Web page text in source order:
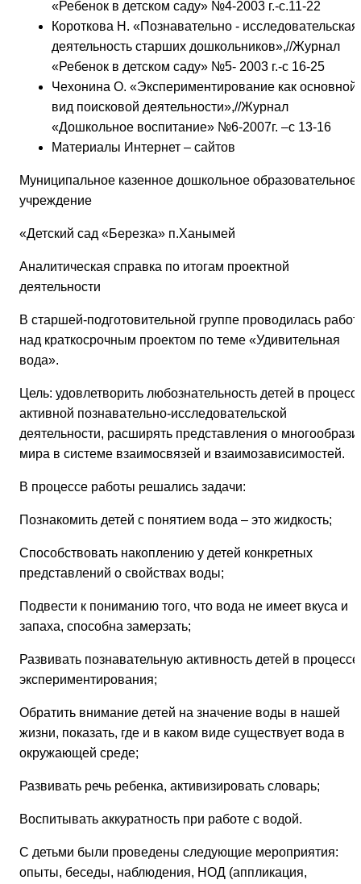
«Ребенок в детском саду» №4-2003 г.-с.11-22
Короткова Н. «Познавательно - исследовательская
деятельность старших дошкольников»,//Журнал
«Ребенок в детском саду» №5- 2003 г.-с 16-25
Чехонина О. «Экспериментирование как основной
вид поисковой деятельности»,//Журнал
«Дошкольное воспитание» №6-2007г. –с 13-16
Материалы Интернет – сайтов
Муниципальное казенное дошкольное образовательное
учреждение
«Детский сад «Березка» п.Ханымей
Аналитическая справка по итогам проектной
деятельности
В старшей-подготовительной группе проводилась
над краткосрочным проектом по теме «Удивительная
вода».
Цель: удовлетворить любознательность детей в
активной познавательно-исследовательской
деятельности, расширять представления о
мира в системе взаимосвязей и взаимозависимостей.
В процессе работы решались задачи:
Познакомить детей с понятием вода – это жидкость;
Способствовать накоплению у детей конкретных
представлений о свойствах воды;
Подвести к пониманию того, что вода не имеет вкуса и
запаха, способна замерзать;
Развивать познавательную активность детей в процессе
экспериментирования;
Обратить внимание детей на значение воды в нашей
жизни, показать, где и в каком виде существует вода в
окружающей среде;
Развивать речь ребенка, активизировать словарь;
Воспитывать аккуратность при работе с водой.
С детьми были проведены следующие мероприятия:
опыты, беседы, наблюдения, НОД (аппликация,